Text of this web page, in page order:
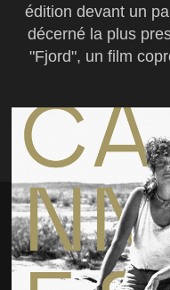
édition devant un
décerné la plus
"Fjord", un film